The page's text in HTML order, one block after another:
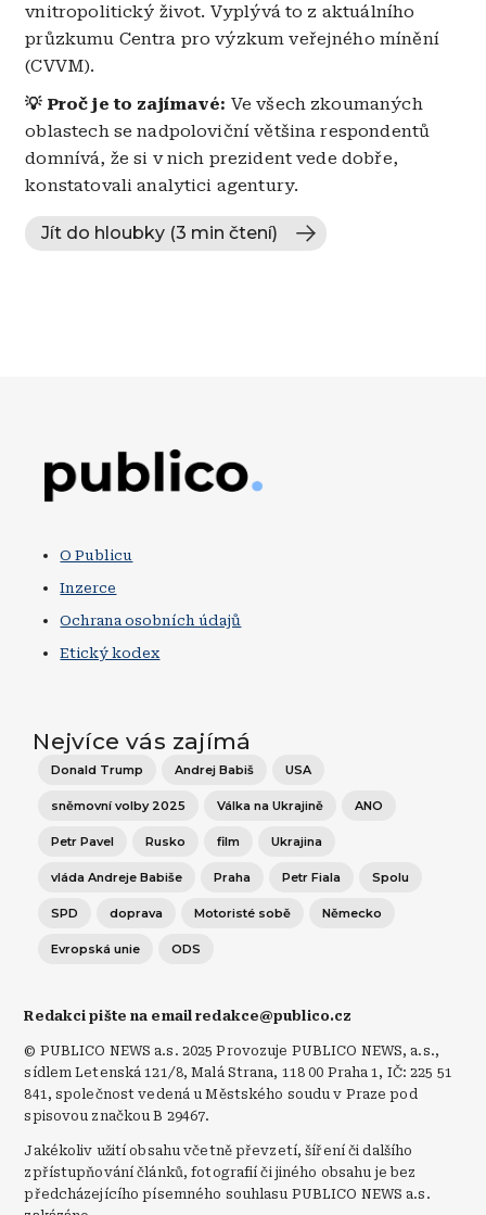
vnitropolitický život. Vyplývá to z aktuálního
průzkumu Centra pro výzkum veřejného mínění
(CVVM).
💡 Proč je to zajímavé: Ve všech zkoumaných
oblastech se nadpoloviční většina respondentů
domnívá, že si v nich prezident vede dobře,
konstatovali analytici agentury.
Jít do hloubky (3 min čtení)
O Publicu
Inzerce
Ochrana osobních údajů
Etický kodex
Nejvíce vás zajímá
Donald Trump Andrej Babiš USA
sněmovní volby 2025 Válka na Ukrajině ANO
Petr Pavel Rusko film Ukrajina
vláda Andreje Babiše Praha Petr Fiala Spolu
SPD doprava Motoristé sobě Německo
Evropská unie ODS
Redakci pište na email redakce@publico.cz
© PUBLICO NEWS a.s. 2025 Provozuje PUBLICO NEWS, a.s.,
sídlem Letenská 121/8, Malá Strana, 118 00 Praha 1, IČ: 225 51
841, společnost vedená u Městského soudu v Praze pod
spisovou značkou B 29467.
Jakékoliv užití obsahu včetně převzetí, šíření či dalšího
zpřístupňování článků, fotografií či jiného obsahu je bez
předcházejícího písemného souhlasu PUBLICO NEWS a.s.